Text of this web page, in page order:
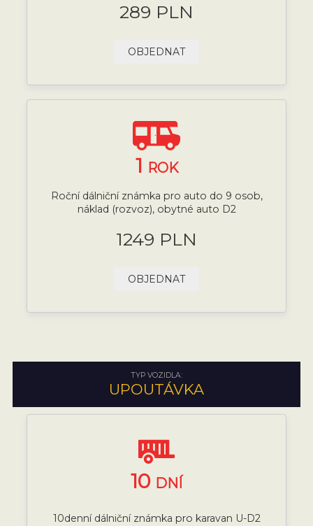
289 PLN
OBJEDNAT
1 ROK
Roční dálniční známka pro auto do 9 osob,
náklad (rozvoz), obytné auto D2
1249 PLN
OBJEDNAT
TYP VOZIDLA:
UPOUTÁVKA
10 DNÍ
10denní dálniční známka pro karavan U-D2